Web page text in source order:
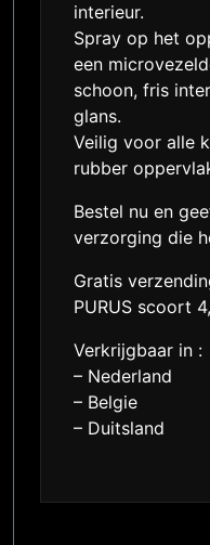
interieur.
Spray op het
een
schoon, fris
glans.
Veilig voor alle
rubber
Bestel nu en
verzorging die
Gratis
PURUS scoort
Verkrijgbaar in :
– Nederland
– Belgie
– Duitsland